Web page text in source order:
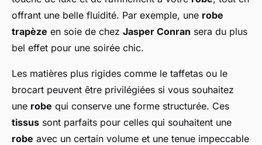
offrant une belle fluidité. Par exemple, une robe
trapèze en soie de chez Jasper Conran sera du plus
bel effet pour une soirée chic.
Les matières plus rigides comme le taffetas ou le
brocart peuvent être privilégiées si vous souhaitez
une robe qui conserve une forme structurée. Ces
tissus sont parfaits pour celles qui souhaitent une
robe avec un certain volume et une tenue impeccable